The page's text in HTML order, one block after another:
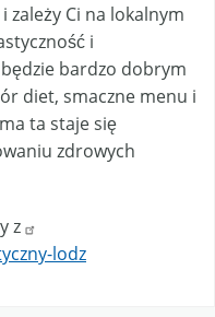
zależy Ci na lokalnym
i
bardzo dobrym
diet, smaczne menu i
ta staje się
zdrowych
z
lodz